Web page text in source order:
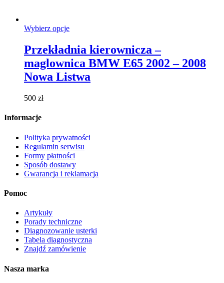
Wybierz opcjeTen
ma
wiele
wariantów.
Opcje
można
Przekładnia kierownicza –
maglownica BMW E65 2002 – 2008
Nowa Listwa
500 zł
Informacje
Polityka prywatności
Regulamin serwisu
Formy płatności
Sposób dostawy
Gwarancja i reklamacja
Pomoc
Artykuły
Porady techniczne
Diagnozowanie usterki
Tabela diagnostyczna
Znajdź zamówienie
Nasza marka